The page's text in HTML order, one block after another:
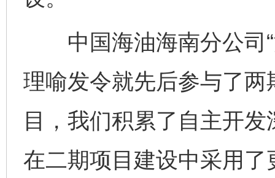
中国海油海南分公司“
理喻发令就先后参与了两
目，我们积累了自主开
在二期项目建设中采用了